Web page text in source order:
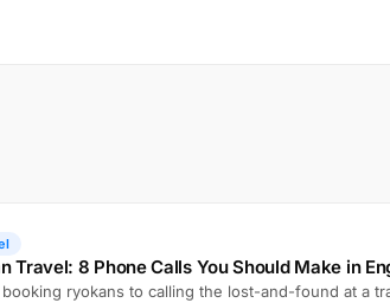
Travel: 8 Phone Calls You Should Make in
booking ryokans to calling the lost-and-found at a